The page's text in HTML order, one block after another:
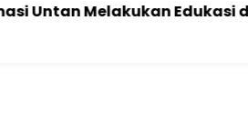
Edukasi dan